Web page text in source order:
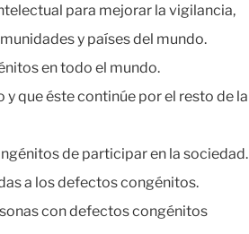
para mejorar la vigilancia,
y países del mundo.
en todo el mundo.
que éste continúe por el resto de la
de participar en la sociedad.
a los defectos congénitos.
con defectos congénitos